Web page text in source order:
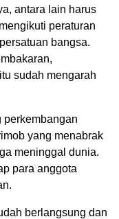
antara lain harus
peraturan
bangsa.
sudah mengarah
perkembangan
yang menabrak
meninggal dunia.
para anggota
berlangsung dan